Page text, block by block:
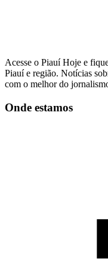
Acesse o Piauí Hoje e
Piauí e região. Notícias
com o melhor do
Onde estamos